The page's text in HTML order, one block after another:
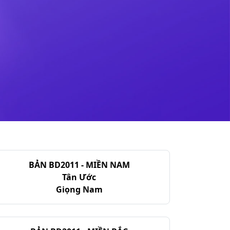
BẢN BD2011 - MIỀN NAM
Tân Ước
Giọng Nam